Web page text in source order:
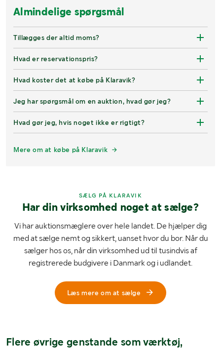
Almindelige spørgsmål
Tillægges der altid moms?
Hvad er reservationspris?
Hvad koster det at købe på Klaravik?
Jeg har spørgsmål om en auktion, hvad gør jeg?
Hvad gør jeg, hvis noget ikke er rigtigt?
Mere om at købe på Klaravik
SÆLG PÅ KLARAVIK
Har din virksomhed noget at sælge?
Vi har auktionsmæglere over hele landet. De hjælper dig
med at sælge nemt og sikkert, uanset hvor du bor. Når du
sælger hos os, når din virksomhed ud til tusindvis af
registrerede budgivere i Danmark og i udlandet.
Læs mere om at sælge
Flere øvrige genstande som værktøj,